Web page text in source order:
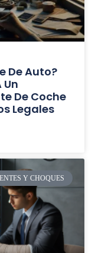
De Auto?
De Coche
Legales
Y CHOQUES